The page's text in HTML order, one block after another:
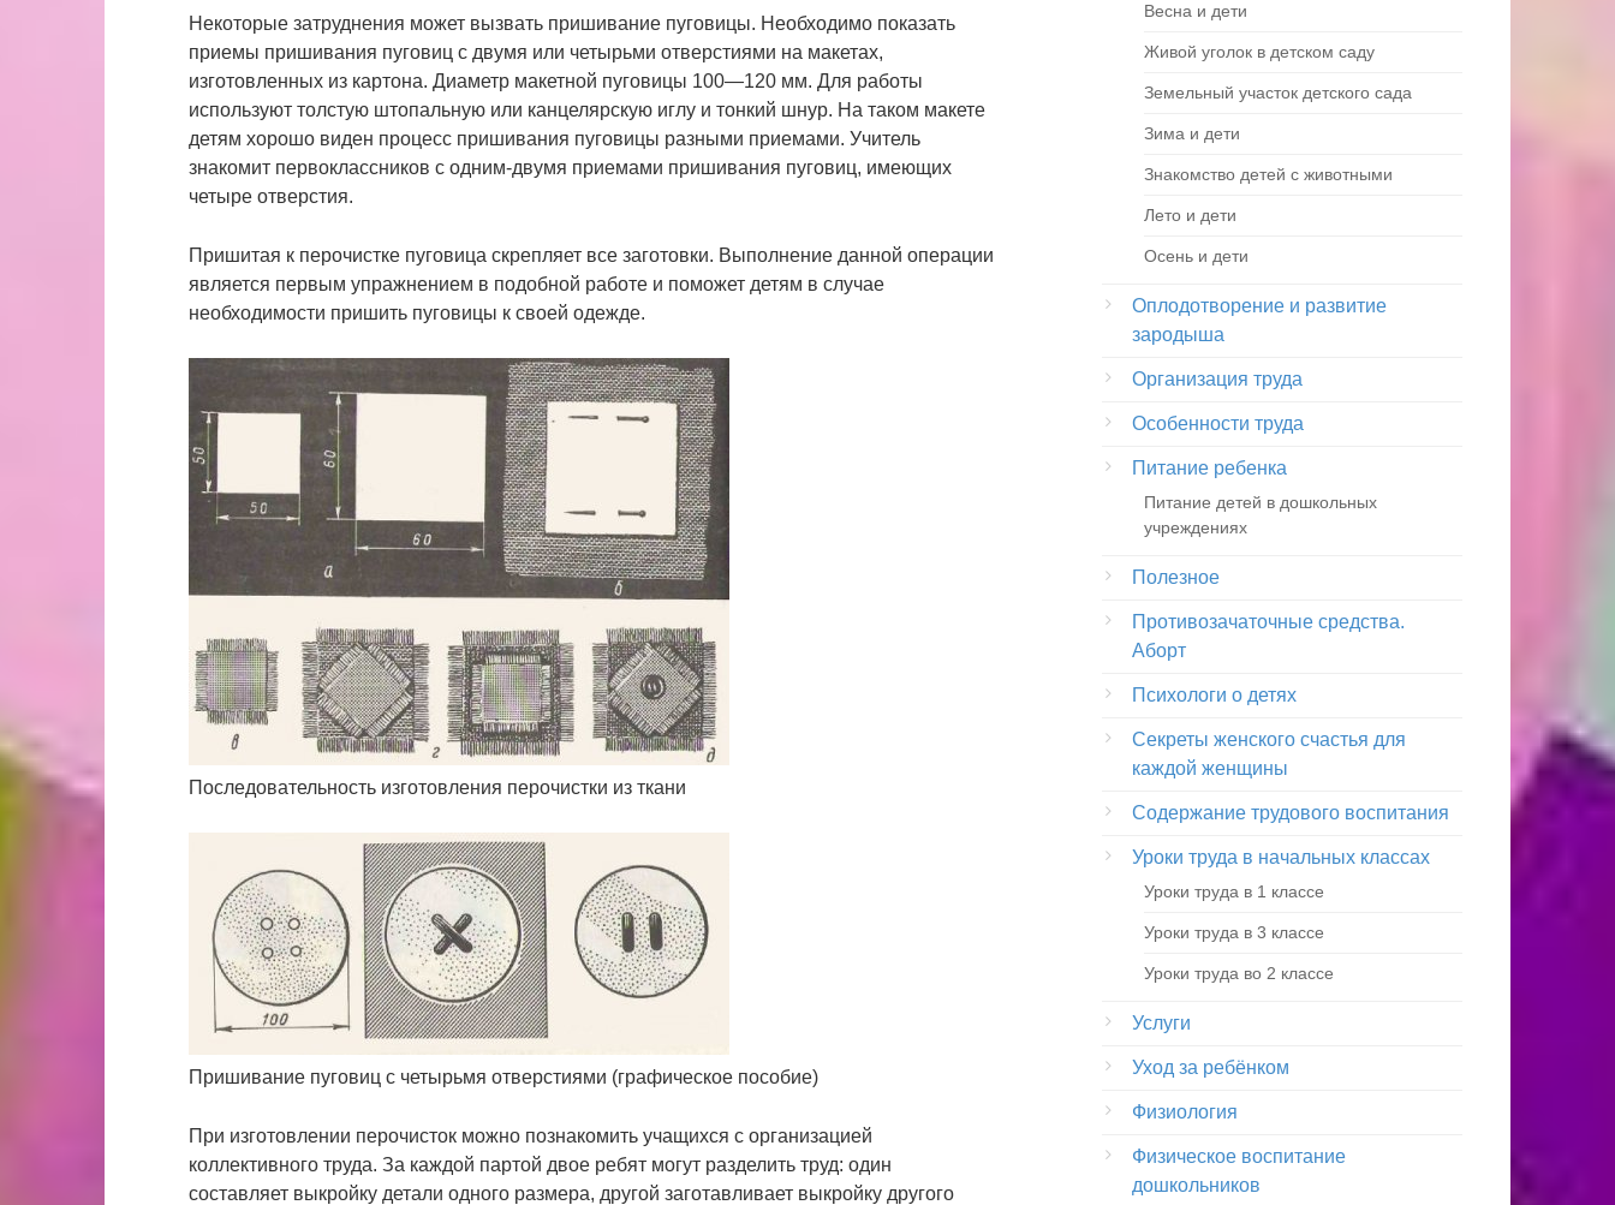
Некоторые затруднения может вызвать пришивание пуговицы. Необходимо показать
приемы пришивания пуговиц с двумя или четырьми отверстиями на макетах,
изготовленных из картона. Диаметр макетной пуговицы 100—120 мм. Для работы
используют толстую штопальную или канцелярскую иглу и тонкий шнур. На таком макете
детям хорошо виден процесс пришивания пуговицы разными приемами. Учитель
знакомит первоклассников с одним-двумя приемами пришивания пуговиц, имеющих
четыре отверстия.
Пришитая к перочистке пуговица скрепляет все заготовки. Выполнение данной операции
является первым упражнением в подобной работе и поможет детям в случае
необходимости пришить пуговицы к своей одежде.
Последовательность изготовления перочистки из ткани
Пришивание пуговиц с четырьмя отверстиями (графическое пособие)
При изготовлении перочисток можно познакомить учащихся с организацией
коллективного труда. За каждой партой двое ребят могут разделить труд: один
составляет выкройку детали одного размера, другой заготавливает выкройку другого
Весна и дети
Живой уголок в детском саду
Земельный участок детского сада
Зима и дети
Знакомство детей с животными
Лето и дети
Осень и дети
Оплодотворение и развитие
зародыша
Организация труда
Особенности труда
Питание ребенка
Питание детей в дошкольных
учреждениях
Полезное
Противозачаточные средства.
Аборт
Психологи о детях
Секреты женского счастья для
каждой женщины
Содержание трудового воспитания
Уроки труда в начальных классах
Уроки труда в 1 классе
Уроки труда в 3 классе
Уроки труда во 2 классе
Услуги
Уход за ребёнком
Физиология
Физическое воспитание
дошкольников